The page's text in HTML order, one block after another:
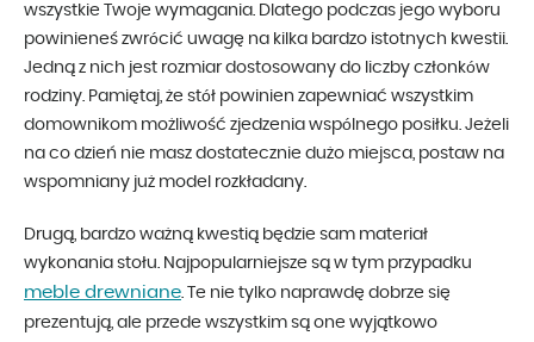
wszystkie Twoje wymagania. Dlatego podczas jego wyboru
powinieneś zwrócić uwagę na kilka bardzo istotnych kwestii.
Jedną z nich jest rozmiar dostosowany do liczby członków
rodziny. Pamiętaj, że stół powinien zapewniać wszystkim
domownikom możliwość zjedzenia wspólnego posiłku. Jeżeli
na co dzień nie masz dostatecznie dużo miejsca, postaw na
wspomniany już model rozkładany.
Drugą, bardzo ważną kwestią będzie sam materiał
wykonania stołu. Najpopularniejsze są w tym przypadku
meble drewniane. Te nie tylko naprawdę dobrze się
prezentują, ale przede wszystkim są one wyjątkowo